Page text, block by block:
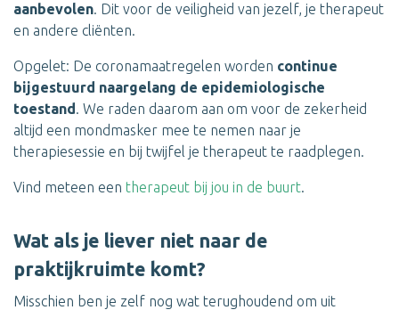
aanbevolen. Dit voor de veiligheid van jezelf, je therapeut
en andere cliënten.
Opgelet: De coronamaatregelen worden continue
bijgestuurd naargelang de epidemiologische
toestand. We raden daarom aan om voor de zekerheid
altijd een mondmasker mee te nemen naar je
therapiesessie en bij twijfel je therapeut te raadplegen.
Vind meteen een therapeut bij jou in de buurt.
Wat als je liever niet naar de
praktijkruimte komt?
Misschien ben je zelf nog wat terughoudend om uit